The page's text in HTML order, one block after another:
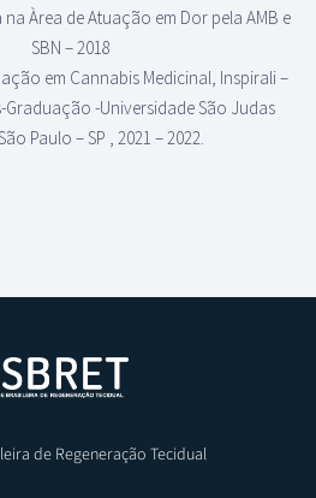
Àrea de Atuação em Dor pela AMB e
SBN – 2018
em Cannabis Medicinal, Inspirali –
Graduação -Universidade São Judas
Paulo – SP , 2021 – 2022.
de Regeneração Tecidual